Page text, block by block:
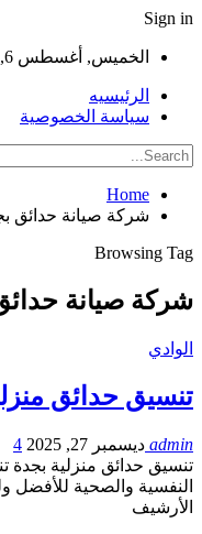
Sign in
الخميس, أغسطس 6, 2026
الرئيسيه
سياسة الخصوصية
Home
شركة صيانة حدائق
Browsing Tag
شركة صيانة
الوادي
تنسيق حدائق منزلية
admin ديسمبر 27, 2025
4
تنسيق حدائق منزلية بجدة
النفسية والصحية للأفضل
الأرشيف